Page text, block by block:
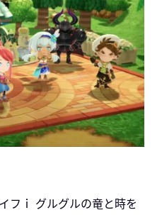
ｉ グルグルの竜と時を